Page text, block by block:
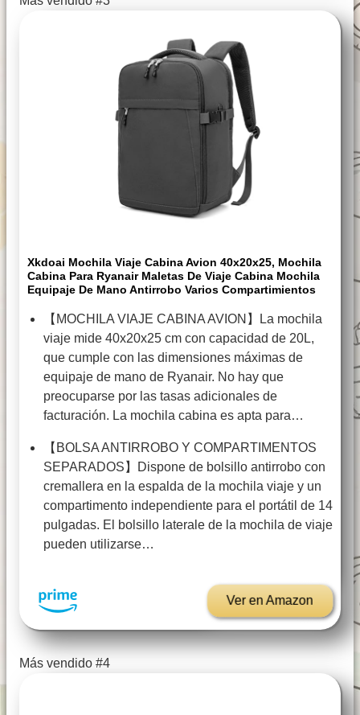
Xkdoai Mochila Viaje Cabina Avion 40x20x25, Mochila
Cabina Para Ryanair Maletas De Viaje Cabina Mochila
Equipaje De Mano Antirrobo Varios Compartimientos
【MOCHILA VIAJE CABINA AVION】La mochila
viaje mide 40x20x25 cm con capacidad de 20L,
que cumple con las dimensiones máximas de
equipaje de mano de Ryanair. No hay que
preocuparse por las tasas adicionales de
facturación. La mochila cabina es apta para…
【BOLSA ANTIRROBO Y COMPARTIMENTOS
SEPARADOS】Dispone de bolsillo antirrobo con
cremallera en la espalda de la mochila viaje y un
compartimento independiente para el portátil de 14
pulgadas. El bolsillo laterale de la mochila de viaje
pueden utilizarse…
Ver en Amazon
Más vendido #4